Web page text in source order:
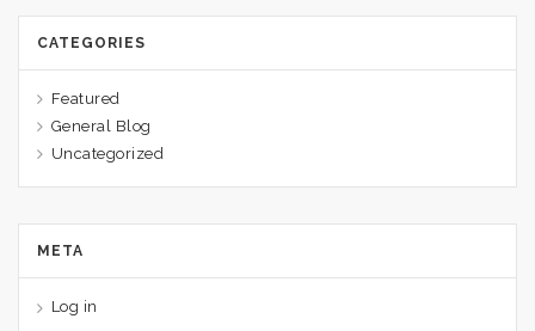
CATEGORIES
Featured
General Blog
Uncategorized
META
Log in